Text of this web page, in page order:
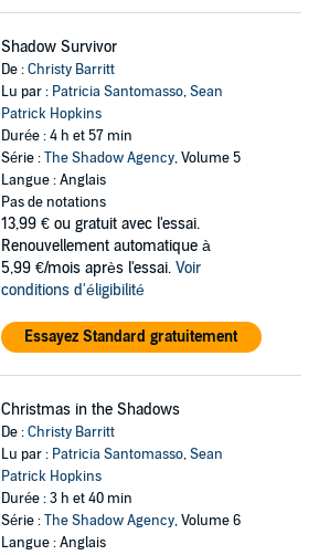
Shadow Survivor
De :Christy Barritt
Lu par : Patricia Santomasso,Sean
Patrick Hopkins
Durée : 4 h et 57 min
Série :The Shadow Agency, Volume 5
Langue : Anglais
Pas de notations
13,99 € ou gratuit avec l'essai.
Renouvellement automatique à
5,99 €/mois après l'essai. Voir
conditions d'éligibilité
Essayez Standard gratuitement
Christmas in the Shadows
De :Christy Barritt
Lu par : Patricia Santomasso,Sean
Patrick Hopkins
Durée : 3 h et 40 min
Série :The Shadow Agency, Volume 6
Langue : Anglais